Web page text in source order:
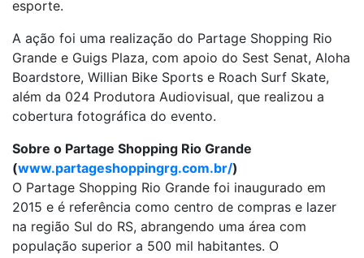
esporte.
A ação foi uma realização do Partage Shopping Rio
Grande e Guigs Plaza, com apoio do Sest Senat, Aloha
Boardstore, Willian Bike Sports e Roach Surf Skate,
além da 024 Produtora Audiovisual, que realizou a
cobertura fotográfica do evento.
Sobre o Partage Shopping Rio Grande
(www.partageshoppingrg.com.br/)
O Partage Shopping Rio Grande foi inaugurado em
2015 e é referência como centro de compras e lazer
na região Sul do RS, abrangendo uma área com
população superior a 500 mil habitantes. O